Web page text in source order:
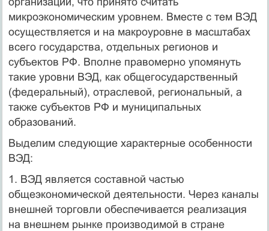
микроэкономическим уровнем. Вместе с тем ВЭД
осуществляется и на макроуровне в масшта­бах
всего государства, отдельных регионов и
субъектов РФ. Вполне правомерно упомянуть
такие уровни ВЭД, как общегосударственный
(федеральный), отраслевой, региональный, а
также субъектов РФ и муниципальных
образований.
Выделим следующие характерные особенности
ВЭД:
1. ВЭД является составной частью
общеэкономической деятельности. Через каналы
внешней торговли обеспечивается реали­зация
на внешнем рынке производимой в стране